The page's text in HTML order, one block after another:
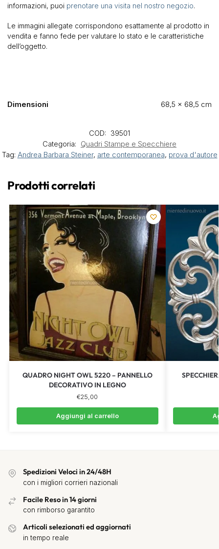
informazioni, puoi prenotare una visita nel nostro negozio.
Le immagini allegate corrispondono esattamente al prodotto in
vendita e fanno fede per valutare lo stato e le caratteristiche
dell’oggetto.
Dimensioni 68,5 × 68,5 cm
COD: 39501
Categoria: Quadri Stampe e Specchiere
Tag: Andrea Barbara Steiner, arte contemporanea, prova d'autore
Prodotti correlati
QUADRO NIGHT OWL 5220 – PANNELLO
DECORATIVO IN LEGNO
€25,00
Aggiungi al carrello
Spedizioni Veloci in 24/48H
con i migliori corrieri nazionali
Facile Reso in 14 giorni
con rimborso garantito
Articoli selezionati ed aggiornati
in tempo reale